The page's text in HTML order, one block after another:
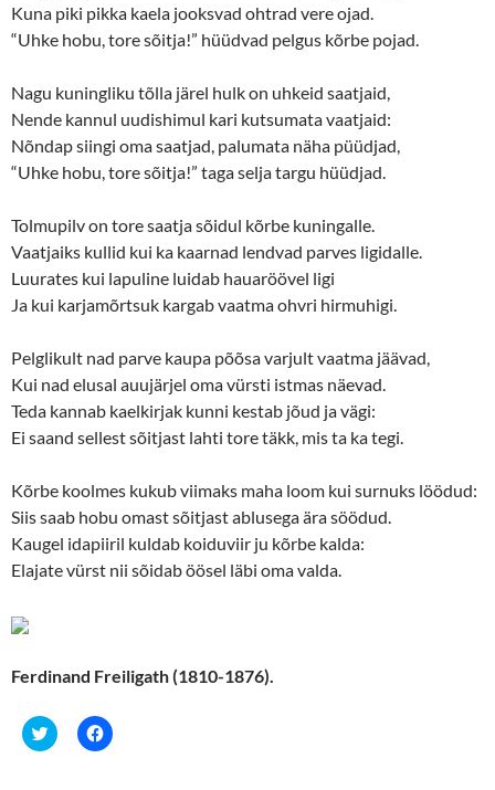
Kuna piki pikka kaela jooksvad ohtrad vere ojad.
“Uhke hobu, tore sõitja!” hüüdvad pelgus kõrbe pojad.
Nagu kuningliku tõlla järel hulk on uhkeid saatjaid,
Nende kannul uudishimul kari kutsumata vaatjaid:
Nõndap siingi oma saatjad, palumata näha püüdjad,
“Uhke hobu, tore sõitja!” taga selja targu hüüdjad.
Tolmupilv on tore saatja sõidul kõrbe kuningalle.
Vaatjaiks kullid kui ka kaarnad lendvad parves ligidalle.
Luurates kui lapuline luidab hauaröövel ligi
Ja kui karjamõrtsuk kargab vaatma ohvri hirmuhigi.
Pelglikult nad parve kaupa põõsa varjult vaatma jäävad,
Kui nad elusal auujärjel oma vürsti istmas näevad.
Teda kannab kaelkirjak kunni kestab jõud ja vägi:
Ei saand sellest sõitjast lahti tore täkk, mis ta ka tegi.
Kõrbe koolmes kukub viimaks maha loom kui surnuks löödud:
Siis saab hobu omast sõitjast ablusega ära söödud.
Kaugel idapiiril kuldab koiduviir ju kõrbe kalda:
Elajate vürst nii sõidab öösel läbi oma valda.
Ferdinand Freiligath (1810-1876).
C
l
C
l